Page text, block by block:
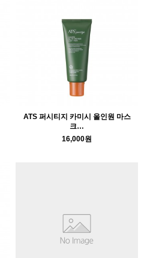
ATS 퍼시티지 카미시 올인원 마스
크…
16,000원